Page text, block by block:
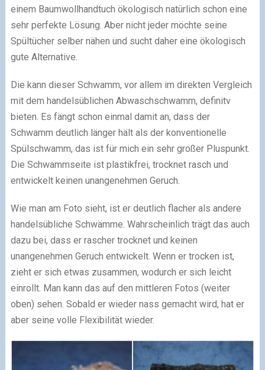
einem Baumwollhandtuch ökologisch natürlich schon eine
sehr perfekte Lösung. Aber nicht jeder möchte seine
Spültücher selber nähen und sucht daher eine ökologisch
gute Alternative.
Die kann dieser Schwamm, vor allem im direkten Vergleich
mit dem handelsüblichen Abwaschschwamm, definitv
bieten. Es fängt schon einmal damit an, dass der
Schwamm deutlich länger hält als der konventionelle
Spülschwamm, das ist für mich ein sehr großer Pluspunkt.
Die Schwammseite ist plastikfrei, trocknet rasch und
entwickelt keinen unangenehmen Geruch.
Wie man am Foto sieht, ist er deutlich flacher als andere
handelsübliche Schwämme. Wahrscheinlich trägt das auch
dazu bei, dass er rascher trocknet und keinen
unangenehmen Geruch entwickelt. Wenn er trocken ist,
zieht er sich etwas zusammen, wodurch er sich leicht
einrollt. Man kann das auf den mittleren Fotos (weiter
oben) sehen. Sobald er wieder nass gemacht wird, hat er
aber seine volle Flexibilität wieder.